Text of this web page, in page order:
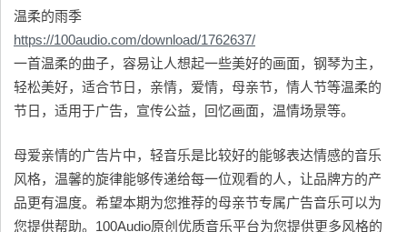
温柔的雨季
https://100audio.com/download/1762637/
一首温柔的曲子，容易让人想起一些美好的画面，钢琴为主，
轻松美好，适合节日，亲情，爱情，母亲节，情人节等温柔的
节日，适用于广告，宣传公益，回忆画面，温情场景等。
母爱亲情的广告片中，轻音乐是比较好的能够表达情感的音乐
风格，温馨的旋律能够传递给每一位观看的人，让品牌方的产
品更有温度。希望本期为您推荐的母亲节专属广告音乐可以为
您提供帮助。100Audio原创优质音乐平台为您提供更多风格的